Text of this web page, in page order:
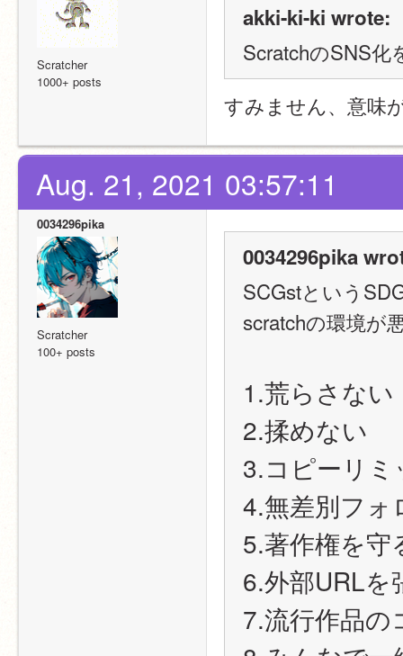
Scratcher
1000+ posts
akki-ki-ki wrote:
ScratchのSNS化
すみません、意味
Aug. 21, 2021 03:57:11
0034296pika
Scratcher
100+ posts
0034296pika
SCGstという
scratchの環境が
1.荒らさない
2.揉めない
3.コピーリ
4.無差別フ
5.著作権を守
6.外部URLを
7.流行作品